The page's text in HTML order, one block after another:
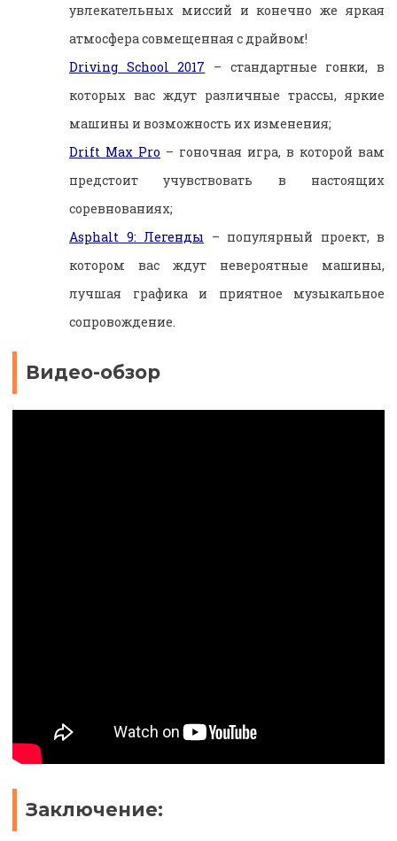
увлекательных миссий и конечно же яркая
атмосфера совмещенная с драйвом!
Driving School 2017 – стандартные гонки, в
которых вас ждут различные трассы, яркие
машины и возможность их изменения;
Drift Max Pro – гоночная игра, в которой вам
предстоит учувствовать в настоящих
соревнованиях;
Asphalt 9: Легенды – популярный проект, в
котором вас ждут невероятные машины,
лучшая графика и приятное музыкальное
сопровождение.
Видео-обзор
Заключение: